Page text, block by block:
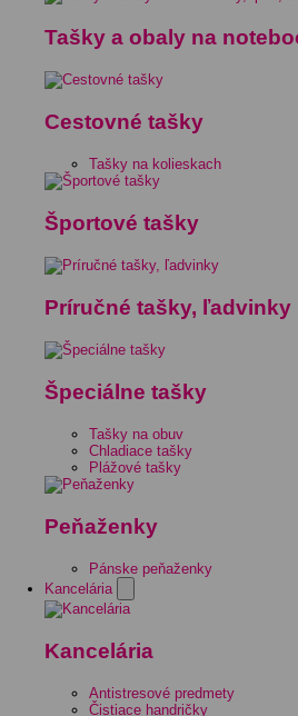
Tašky a obaly na
Cestovné tašky
Tašky na kolieskach
Športové tašky
Príručné tašky, ľadvinky
Špeciálne tašky
Tašky na obuv
Chladiace tašky
Plážové tašky
Peňaženky
Pánske peňaženky
Kancelária
Kancelária
Antistresové predmety
Čistiace handričky